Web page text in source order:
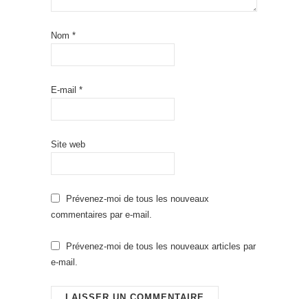
Nom *
E-mail *
Site web
Prévenez-moi de tous les nouveaux
commentaires par e-mail.
Prévenez-moi de tous les nouveaux articles par
e-mail.